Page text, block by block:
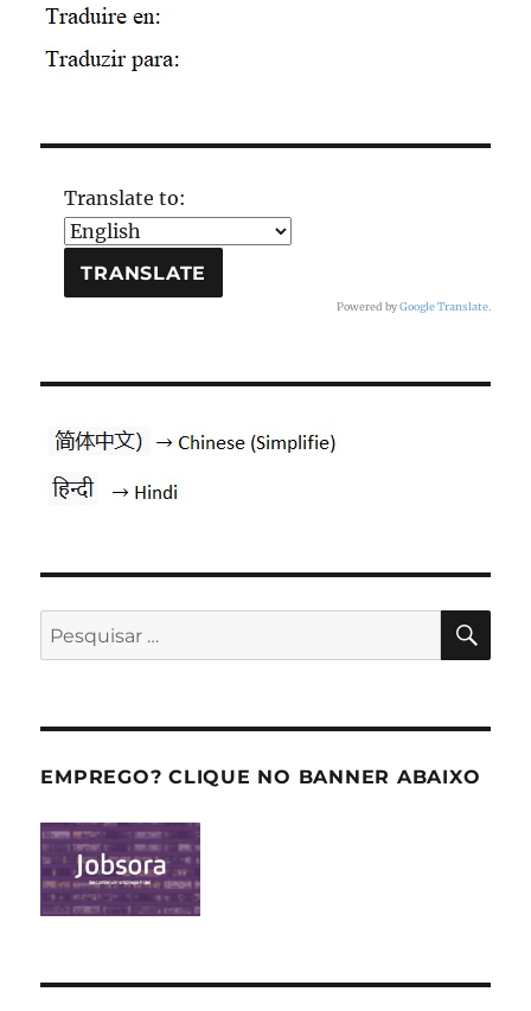
Translate to:
Powered byGoogle Translate.
Pesquisar
por:
EMPREGO? CLIQUE NO BANNER ABAIXO